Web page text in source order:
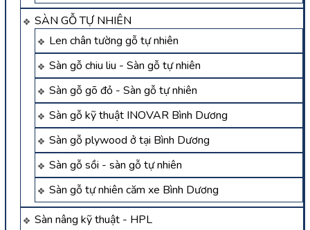
SÀN GỖ TỰ NHIÊN
Len chân tường gỗ tự nhiên
Sàn gỗ chiu liu - Sàn gỗ tự nhiên
Sàn gỗ gõ đỏ - Sàn gỗ tự nhiên
Sàn gỗ kỹ thuật INOVAR Bình Dương
Sàn gỗ plywood ở tại Bình Dương
Sàn gỗ sồi - sàn gỗ tự nhiên
Sàn gỗ tự nhiên căm xe Bình Dương
Sàn nâng kỹ thuật - HPL